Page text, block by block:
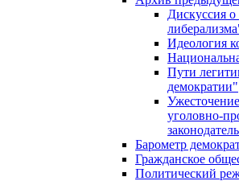
Дискуссия о
Идеология
Пути
демократии"
уголовно-
Барометр
Гражданское
Политический